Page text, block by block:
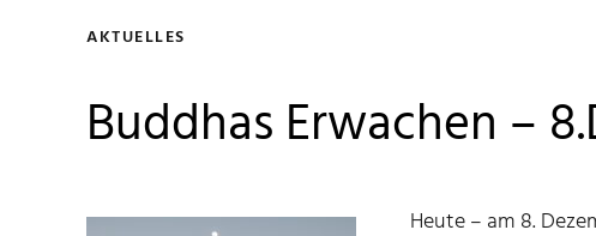
AKTUELLES
Buddhas Erwachen –
Heute – am 8.